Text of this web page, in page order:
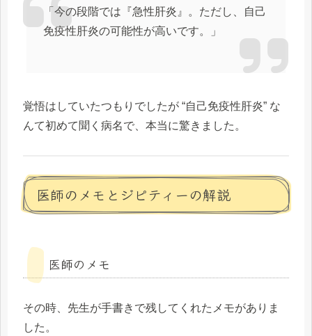
「今の段階では『急性肝炎』。ただし、自己
免疫性肝炎の可能性が高いです。」
覚悟はしていたつもりでしたが “自己免疫性肝炎” な
んて初めて聞く病名で、本当に驚きました。
医師のメモとジピティーの解説
医師のメモ
その時、先生が手書きで残してくれたメモがありま
した。